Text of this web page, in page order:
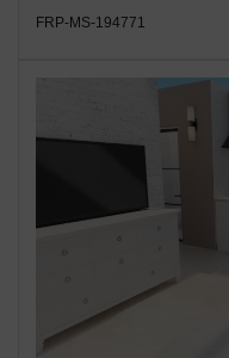
FRP-MS-194771